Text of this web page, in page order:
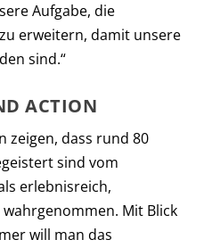
Aufgabe, die
erweitern, damit unsere
sind.“
ACTION
zeigen, dass rund 80
sind vom
erlebnisreich,
Mit Blick
will man das